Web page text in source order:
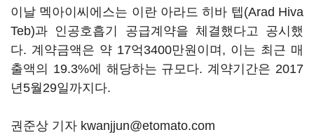
이날 멕아이씨에스는 이란 아라드 히바 텝(Arad Hiva
Teb)과 인공호흡기 공급계약을 체결했다고 공시했
다. 계약금액은 약 17억3400만원이며, 이는 최근 매
출액의 19.3%에 해당하는 규모다. 계약기간은 2017
년5월29일까지다.
권준상 기자 kwanjjun@etomato.com